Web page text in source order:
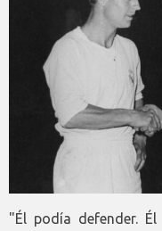
"Él podía defender.